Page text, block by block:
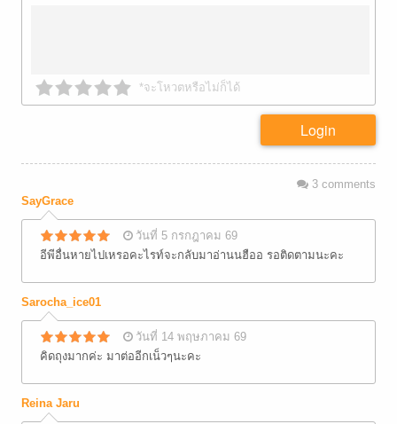
*จะโหวตหรือไม่ก็ได้
Login
3comments
SayGrace
วันที่ 5 กรกฎาคม 69
อีพีอื่นหายไปเหรอคะไรท์จะกลับมาอ่านนฮืออ รอติดตามนะคะ
Sarocha_ice01
วันที่ 14 พฤษภาคม 69
คิดถุงมากค่ะ มาต่ออีกเน็วๆนะคะ
Reina Jaru